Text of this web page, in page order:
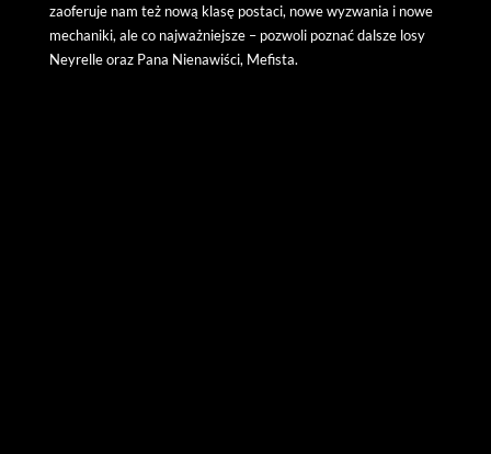
zaoferuje nam też nową klasę postaci, nowe wyzwania i nowe
mechaniki, ale co najważniejsze – pozwoli poznać dalsze losy
Neyrelle oraz Pana Nienawiści, Mefista.